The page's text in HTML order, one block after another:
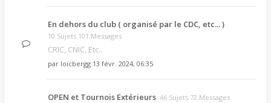
En dehors du club ( organisé par le CDC, etc... )
10 Sujets 101 Messages
CRIC, CNIC, Etc..
par loïcbergg 13 févr. 2024, 06:35
OPEN et Tournois Extérieurs 46 Sujets 72 Messages